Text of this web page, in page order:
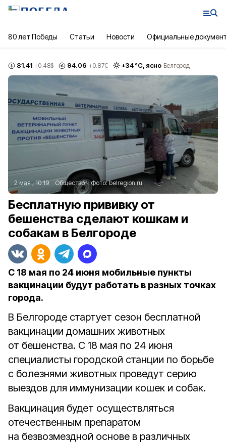
80 лет Победы Статьи Новости Официальные
81.41 +0.48$ 94.06 +0.87€ +34°С, ясно Белгород
2 мая , 10:19 Общество Фото:belregion.ru
Бесплатную прививку от
бешенства сделают кошкам и
собакам в Белгороде
С 18 мая по 24 июня мобильные пункты
вакцинации будут работать в разных точках
города.
В Белгороде стартует сезон бесплатной
вакцинации домашних животных
от бешенства. С 18 мая по 24 июня
специалисты городской станции по борьбе
с болезнями животных проведут серию
выездов для иммунизации кошек и собак.
Вакцинация будет осуществляться
отечественным препаратом
на безвозмездной основе в различных